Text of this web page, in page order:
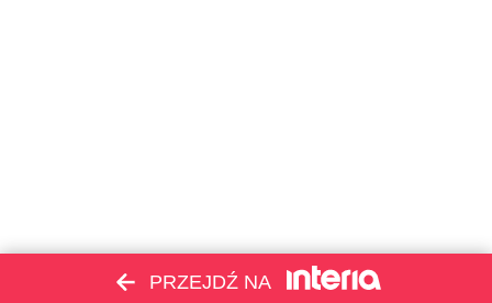
PRZEJDŹ NA